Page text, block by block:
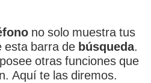
no solo muestra tus
esta barra de búsqueda.
otras funciones que
Aquí te las diremos.